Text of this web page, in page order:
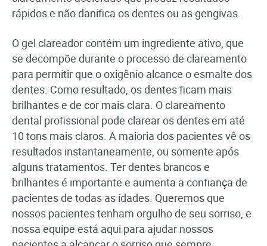
rápidos e não danifica os dentes ou as gengivas.
O gel clareador contém um ingrediente ativo, que
se decompõe durante o processo de clareamento
para permitir que o oxigênio alcance o esmalte dos
dentes. Como resultado, os dentes ficam mais
brilhantes e de cor mais clara. O clareamento
dental profissional pode clarear os dentes em até
10 tons mais claros. A maioria dos pacientes vê os
resultados instantaneamente, ou somente após
alguns tratamentos. Ter dentes brancos e
brilhantes é importante e aumenta a confiança de
pacientes de todas as idades. Queremos que
nossos pacientes tenham orgulho de seu sorriso, e
nossa equipe está aqui para ajudar nossos